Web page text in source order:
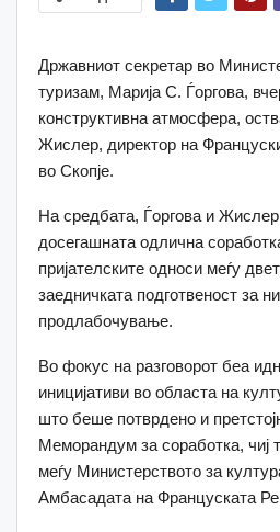
Државниот секретар во
туризам, Марија С. Ѓоргова,
конструктивна атмосфера,
Жислер, директор на
во Скопје.
На средбата, Ѓоргова и Жислер
досегашната одлична
пријателските односи меѓу
заедничката подготвеност за
продлабочување.
Во фокус на разговорот беа
иницијативи во областа на
што беше потврдено и
Меморандум за соработка, чиј
меѓу Министерството за
Амбасадата на Француската